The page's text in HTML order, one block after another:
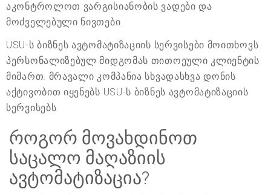
აკონტროლოთ ვარგისიანობის ვადები და
მოძველებული ნივთები.
USU-ს ბიზნეს ავტომატიზაციის სერვისები მოითხოვს
პერსონალიზებულ მიდგომას თითოეული კლიენტის
მიმართ. მრავალი კომპანია სხვადასხვა დონის
აქტივობით იყენებს USU-ს ბიზნეს ავტომატიზაციის
სერვისებს.
როგორ მოვახდინოთ
საცალო მაღაზიის
ავტომატიზაცია?